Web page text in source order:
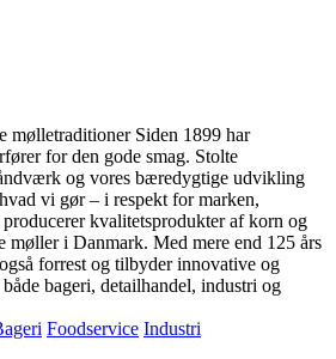
mølletraditioner Siden 1899 har
for den gode smag. Stolte
og vores bæredygtige udvikling
vi gør – i respekt for marken,
kvalitetsprodukter af korn og
møller i Danmark. Med mere end 125 års
forrest og tilbyder innovative og
bageri, detailhandel, industri og
Foodservice Industri